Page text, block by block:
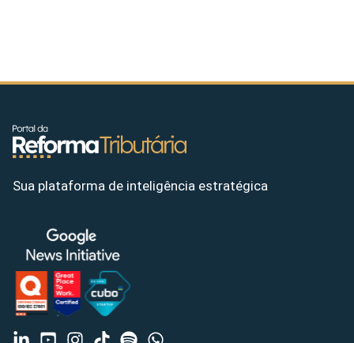
Sua plataforma de inteligência estratégica